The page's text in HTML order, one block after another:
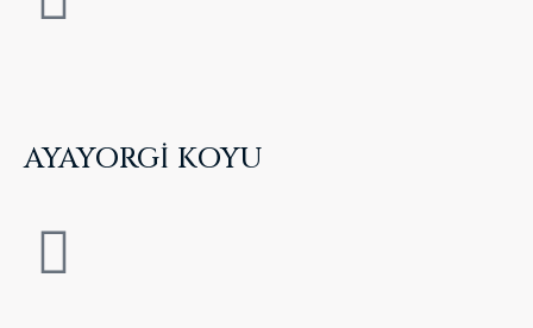
AYAYORGİ KOYU